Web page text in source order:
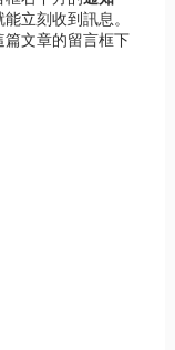
立刻收到訊息。
文章的留言框下